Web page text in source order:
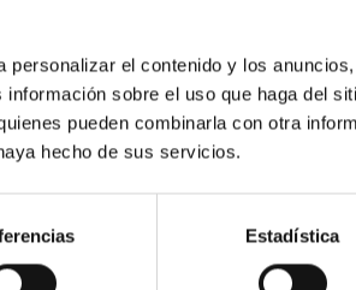
personalizar el contenido y los
sobre el uso que haga del
pueden combinarla con otra
hecho de sus servicios.
Estadística